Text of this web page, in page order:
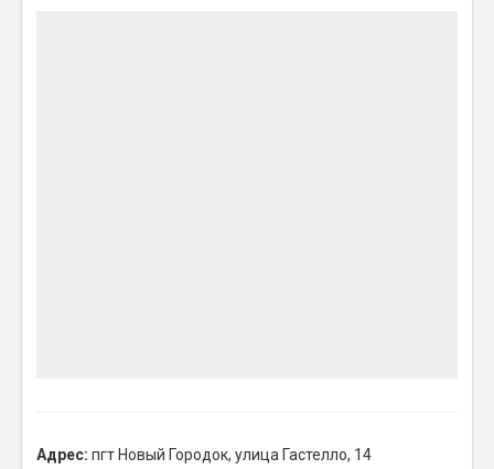
Адрес: пгт Новый Городок, улица Гастелло, 14